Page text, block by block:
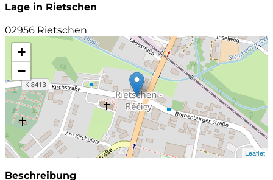
Lage in Rietschen
02956 Rietschen
+
−
Leaflet
Beschreibung